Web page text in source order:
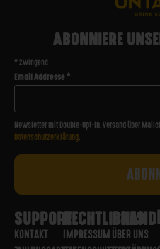
ABONNIERE
* zwingend
Email Addresse*
Newsletter mit Double-Opt-In. Versand über
Datenschutzerklärung.
SUPPORT
KONTAKT
RECHTLICHES
IMPRESSUM
BRAND
ÜBER UNS